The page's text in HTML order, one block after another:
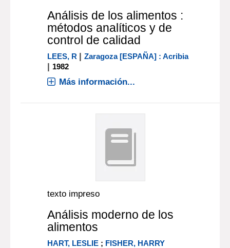
Análisis de los alimentos :
métodos analíticos y de
control de calidad
LEES, R |Zaragoza [ESPAÑA] : Acribia
| 1982
Más información...
texto impreso
Análisis moderno de los
alimentos
HART, LESLIE ; FISHER, HARRY